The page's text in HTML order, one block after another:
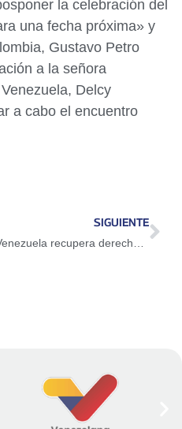
la celebración del
una fecha próxima» y
Gustavo Petro
a la señora
Delcy
a cabo el encuentro
SIGUIENTE
Venezuela recupera derechos ante el FMI y destinará activos a servicios públicos esenciales